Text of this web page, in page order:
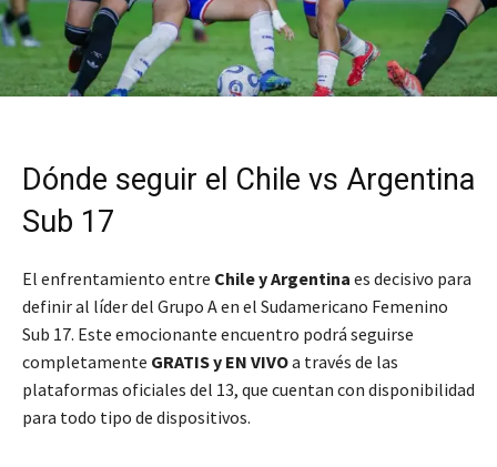
Dónde seguir el Chile vs Argentina
Sub 17
El enfrentamiento entre Chile y Argentina es decisivo para
definir al líder del Grupo A en el Sudamericano Femenino
Sub 17. Este emocionante encuentro podrá seguirse
completamente GRATIS y EN VIVOa través de las
plataformas oficiales del 13, que cuentan con disponibilidad
para todo tipo de dispositivos.